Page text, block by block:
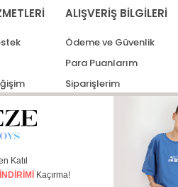
ALIŞVERİŞ BİLGİLERİ
Ödeme ve Güvenlik
Para Puanlarım
Siparişlerim